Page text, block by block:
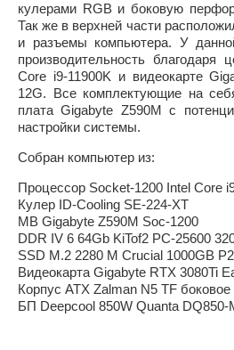
кулерами RGB и боковую
Так же в верхней части
и разъемы компьютера. У
производительность благодаря
Core i9-11900K и видеокарте
12G. Все комплектующие на
плата Gigabyte Z590M с
настройки системы.
Собран компьютер из:
Процессор Socket-1200 Intel Core
Кулер ID-Cooling SE-224-XT
MB Gigabyte Z590M Soc-1200
DDR IV 6 64Gb KiTof2 PC-25600
SSD M.2 2280 M Crucial 1000GB P2
Видеокарта Gigabyte RTX 3080Ti
Корпус ATX Zalman N5 TF боковое
БП Deepcool 850W Quanta DQ850-